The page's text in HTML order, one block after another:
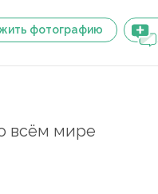
фотографию
всём мире